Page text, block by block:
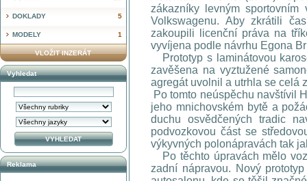
zákazníky levným
Volkswagenu. Aby zkrátili
zakoupili licenční práva na
vyvíjena podle návrhu Egona
Prototyp s laminátovou
zavěšena na vyztužené
agregát uvolnil a utrhla se celá
Po tomto neúspěchu navštívil
jeho mnichovském bytě a
duchu osvědčených tradic
podvozkovou část se
výkyvných polonápravách tak
Po těchto úpravách mělo
zadní nápravou. Nový
5
DOKLADY
1
MODELY
VLOŽIT INZERÁT
Vyhledat
Reklama